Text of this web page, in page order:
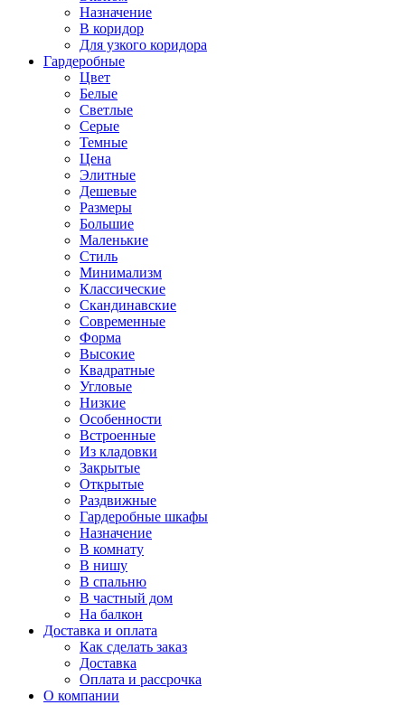
Назначение
В коридор
Для узкого коридора
Гардеробные
Цвет
Белые
Светлые
Серые
Темные
Цена
Элитные
Дешевые
Размеры
Большие
Маленькие
Стиль
Минимализм
Классические
Скандинавские
Современные
Форма
Высокие
Квадратные
Угловые
Низкие
Особенности
Встроенные
Из кладовки
Закрытые
Открытые
Раздвижные
Гардеробные шкафы
Назначение
В комнату
В нишу
В спальню
В частный дом
На балкон
Доставка и оплата
Как сделать заказ
Доставка
Оплата и рассрочка
О компании